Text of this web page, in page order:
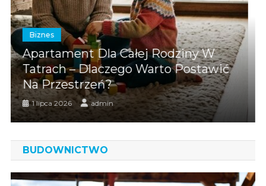
Rodziny W
Warto Postawić
Biznes
Emerytura W Górach
Warto Świętować
Moment Z
28 maja 2026 admin
BUDOWNICTWO